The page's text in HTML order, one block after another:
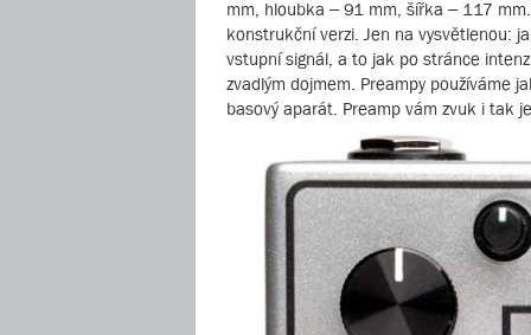
mm, hloubka – 91 mm, šířka – 117
konstrukční verzi. Jen na vysvětlenou:
vstupní signál, a to jak po stránce
zvadlým dojmem. Preampy používáme
basový aparát. Preamp vám zvuk i tak